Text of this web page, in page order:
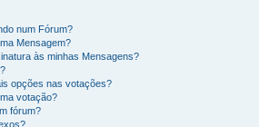
num Fórum?
Mensagem?
às minhas Mensagens?
opções nas votações?
votação?
fórum?